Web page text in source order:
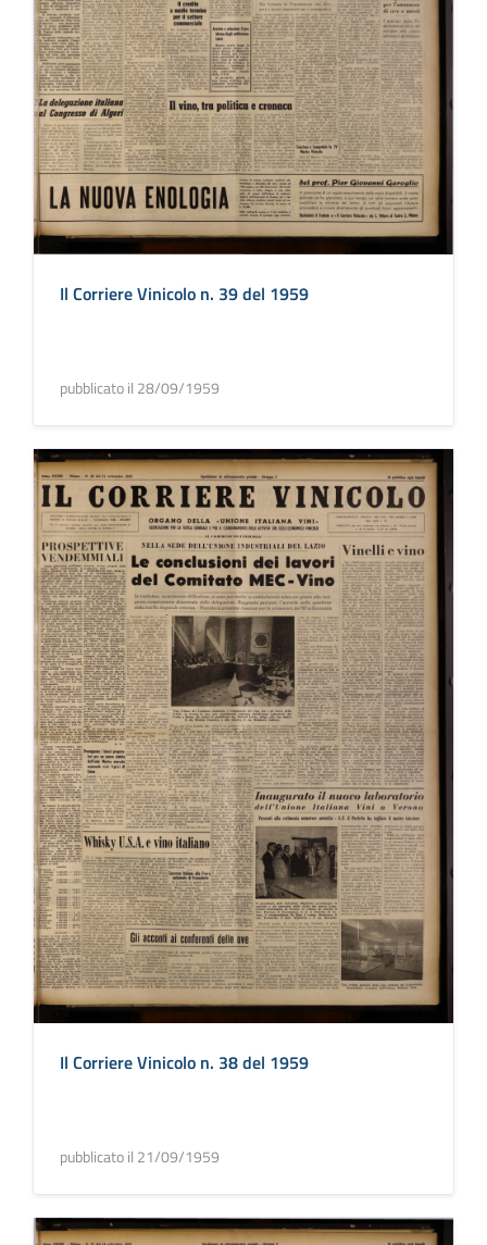
Il Corriere Vinicolo n. 39 del 1959
pubblicato il 28/09/1959
Il Corriere Vinicolo n. 38 del 1959
pubblicato il 21/09/1959